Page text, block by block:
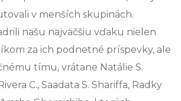
v menších skupinách.
našu najväčšiu vďaku nielen
za ich podnetné príspevky, ale
tímu, vrátane Natálie S.
C., Saadata S. Shariffa, Radky